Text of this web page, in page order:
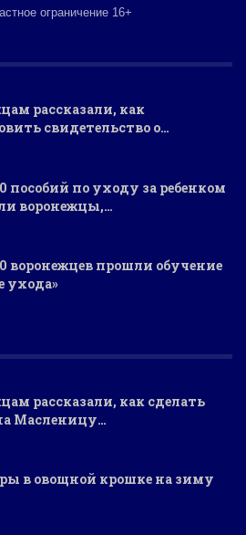
ограничение 16+
рассказали, как
свидетельство о…
пособий по уходу за ребенком
воронежцы,…
воронежцев прошли обучение
ухода»
рассказали, как сделать
Масленицу…
в овощной крошке на зиму